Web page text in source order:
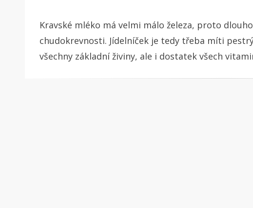
Kravské mléko má velmi málo železa, proto
chudokrevnosti. Jídelníček je tedy třeba míti
všechny základní živiny, ale i dostatek všech